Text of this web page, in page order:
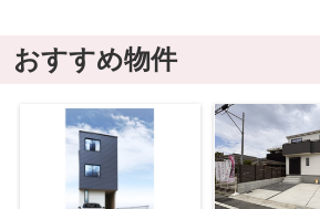
おすすめ物件